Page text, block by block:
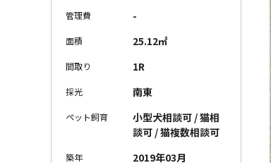
管理費 -
面積 25.12㎡
間取り 1R
採光 南東
ペット飼育
小型犬相談可 / 猫相
談可 / 猫複数相談可
築年 2019年03月